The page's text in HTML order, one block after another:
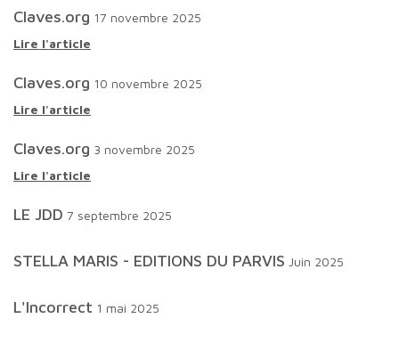
Claves.org 17 novembre 2025
Lire l'article
Claves.org 10 novembre 2025
Lire l'article
Claves.org 3 novembre 2025
Lire l'article
LE JDD 7 septembre 2025
STELLA MARIS - EDITIONS DU PARVIS Juin 2025
L'Incorrect 1 mai 2025